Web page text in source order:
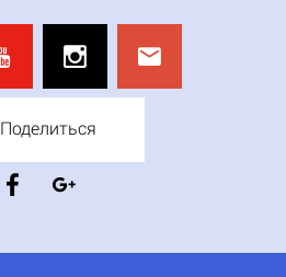
Поделиться